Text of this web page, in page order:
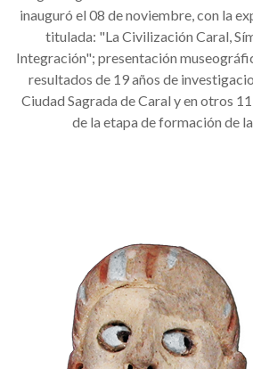
inauguró el 08 de noviembre, con la
titulada: "La Civilización Caral,
Integración"; presentación
resultados de 19 años de
Ciudad Sagrada de Caral y en otros
de la etapa de formación de